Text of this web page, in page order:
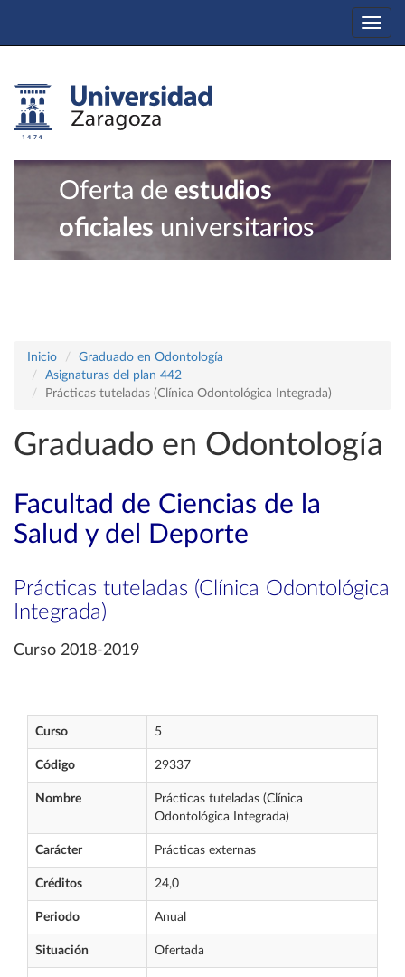
Oferta de estudios
oficiales universitarios
Inicio
Graduado en Odontología
Asignaturas del plan 442
Prácticas tuteladas (Clínica Odontológica Integrada)
Graduado en Odontología
Facultad de Ciencias de la
Salud y del Deporte
Prácticas tuteladas (Clínica Odontológica
Integrada)
Curso 2018-2019
Curso 5
Código 29337
Nombre
Prácticas tuteladas (Clínica
Odontológica Integrada)
Carácter Prácticas externas
Créditos 24,0
Periodo Anual
Situación Ofertada